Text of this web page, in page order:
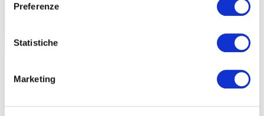
Preferenze
Statistiche
Marketing
PESCARA IN TV. L’EVOLUZIONE DELLA CICLABILE
STRADA-PARCO
|26-08-2025
UNA
VASTO